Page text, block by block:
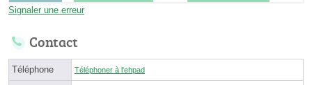
Signaler une erreur
Contact
Téléphone Téléphoner à l'ehpad